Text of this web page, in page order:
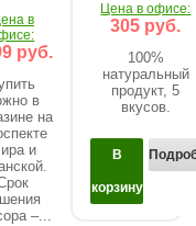
в
руб.
в
на
и
–...
Цена в офисе:
305 руб.
100%
натуральный
продукт, 5
вкусов.
В
корзину